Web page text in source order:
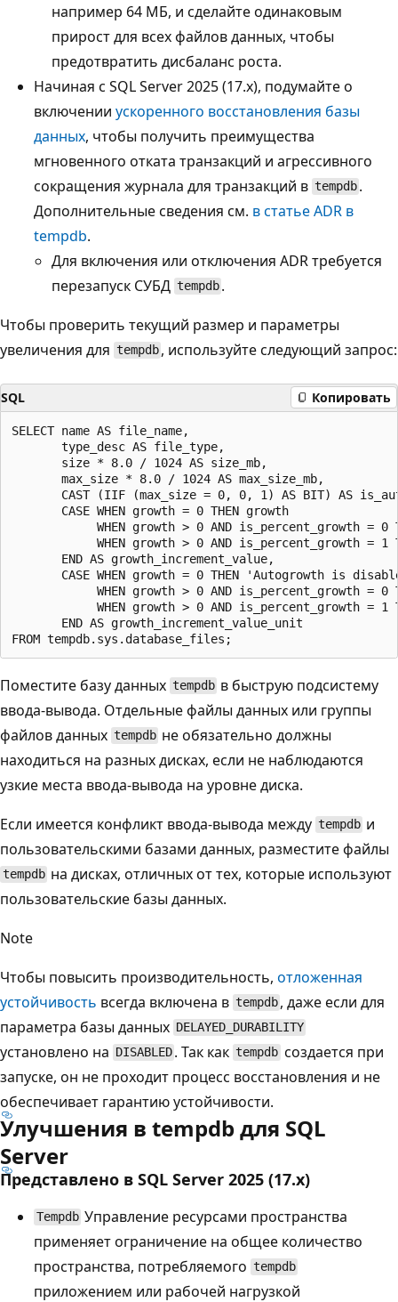
например 64 МБ, и сделайте одинаковым
прирост для всех файлов данных, чтобы
предотвратить дисбаланс роста.
Начиная с SQL Server 2025 (17.x), подумайте о
включении ускоренного восстановления базы
данных, чтобы получить преимущества
мгновенного отката транзакций и агрессивного
сокращения журнала для транзакций в tempdb .
Дополнительные сведения см. в статье ADR в
tempdb.
Для включения или отключения ADR требуется
перезапуск СУБД tempdb .
Чтобы проверить текущий размер и параметры
увеличения для tempdb , используйте следующий запрос:
SQL Копировать
SELECT name AS file_name,
       type_desc AS file_type,
       size * 8.0 / 1024 AS size_mb,
       max_size * 8.0 / 1024 AS max_size_mb,
CAST (IIF (max_size = 0, 0, 1) AS BIT) AS
       CASE WHEN growth = 0 THEN growth
WHEN growth > 0 AND is_percent_growth = 0
WHEN growth > 0 AND is_percent_growth = 1
       END AS growth_increment_value,
CASE WHEN growth = 0 THEN 'Autogrowth is
WHEN growth > 0 AND is_percent_growth = 0
WHEN growth > 0 AND is_percent_growth = 1
       END AS growth_increment_value_unit
Поместите базу данных tempdb в быструю подсистему
ввода-вывода. Отдельные файлы данных или группы
файлов данных tempdb не обязательно должны
находиться на разных дисках, если не наблюдаются
узкие места ввода-вывода на уровне диска.
Если имеется конфликт ввода-вывода между tempdb и
пользовательскими базами данных, разместите файлы
tempdb на дисках, отличных от тех, которые используют
пользовательские базы данных.
Note
Чтобы повысить производительность, отложенная
устойчивость всегда включена в tempdb , даже если для
параметра базы данных DELAYED_DURABILITY
установлено на DISABLED . Так как tempdb создается при
запуске, он не проходит процесс восстановления и не
обеспечивает гарантию устойчивости.
Улучшения в tempdb для SQL
Server
Представлено в SQL Server 2025 (17.x)
Tempdb Управление ресурсами пространства
применяет ограничение на общее количество
пространства, потребляемого tempdb
приложением или рабочей нагрузкой